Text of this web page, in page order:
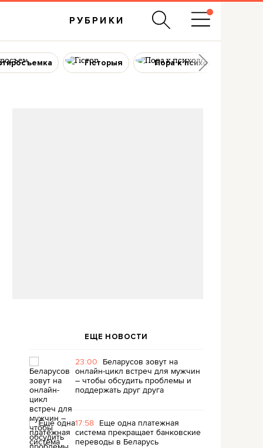
РУБРИКИ
Гісторыя Пора к психологу
ЕЩЕ НОВОСТИ
23:00 Беларусов зовут на
онлайн-цикл встреч для мужчин
– чтобы обсудить проблемы и
поддержать друг друга
17:58 Еще одна платежная
система прекращает банковские
переводы в Беларусь